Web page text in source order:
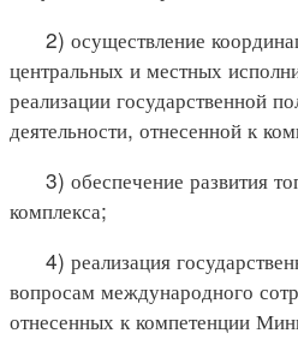
2) осуществление
центральных и местных
реализации государственной
деятельности, отнесенной к
3) обеспечение развития
комплекса;
4) реализация
вопросам международного
отнесенных к компетенции